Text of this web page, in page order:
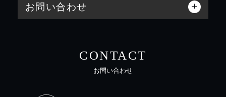
お問い合わせ
CONTACT
お問い合わせ